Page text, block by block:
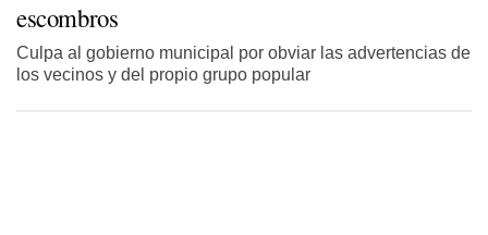
escombros
Culpa al gobierno municipal por obviar las advertencias de
los vecinos y del propio grupo popular